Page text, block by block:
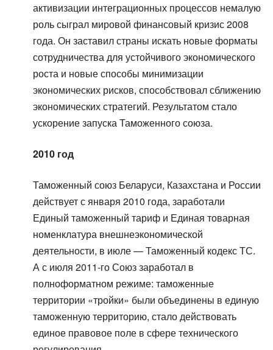
активизации интеграционных процессов немалую
роль сыграл мировой финансовый кризис 2008
года. Он заставил страны искать новые форматы
сотрудничества для устойчивого экономического
роста и новые способы минимизации
экономических рисков, способствовал сближению
экономических стратегий. Результатом стало
ускорение запуска Таможенного союза.
2010 год
Таможенный союз Беларуси, Казахстана и России
действует с января 2010 года, заработали
Единый таможенный тариф и Единая товарная
номенклатура внешнеэкономической
деятельности, в июле — Таможенный кодекс ТС.
А с июля 2011-го Союз заработал в
полноформатном режиме: таможенные
территории «тройки» были объединены в единую
таможенную территорию, стало действовать
единое правовое поле в сфере технического